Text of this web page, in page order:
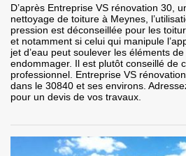
D’après Entreprise VS rénovation 30,
nettoyage de toiture à Meynes,
pression est déconseillée pour les
et notamment si celui qui manipule
jet d’eau peut soulever les éléments
endommager. Il est plutôt conseillé de
professionnel. Entreprise VS
dans le 30840 et ses environs.
pour un devis de vos travaux.